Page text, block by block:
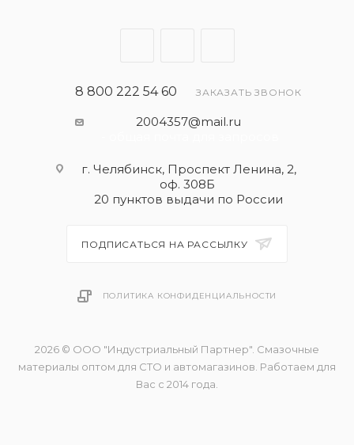
8 800 222 54 60 ЗАКАЗАТЬ ЗВОНОК
2004357@mail.ru
г. Челябинск, Проспект Ленина, 2,
оф. 308Б
20 пунктов выдачи по России
ПОДПИСАТЬСЯ НА РАССЫЛКУ
ПОЛИТИКА КОНФИДЕНЦИАЛЬНОСТИ
2026 © ООО "Индустриальный Партнер". Смазочные
материалы оптом для СТО и автомагазинов. Работаем для
Вас с 2014 года.